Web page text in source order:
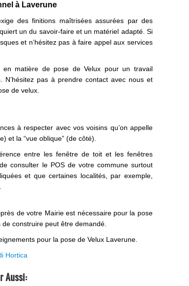
à Laverune
des finitions maîtrisées assurées par des
un du savoir-faire et un matériel adapté. Si
et n’hésitez pas à faire appel aux services
en matière de pose de Velux pour un travail
pas à prendre contact avec nous et
de velux.
à respecter avec vos voisins qu’on appelle
et la “vue oblique” (de côté).
entre les fenêtre de toit et les fenêtres
consulter le POS de votre commune surtout
et que certaines localités, par exemple,
de votre Mairie est nécessaire pour la pose
construire peut être demandé.
pour la pose de Velux Laverune.
Hortica
Aussi: